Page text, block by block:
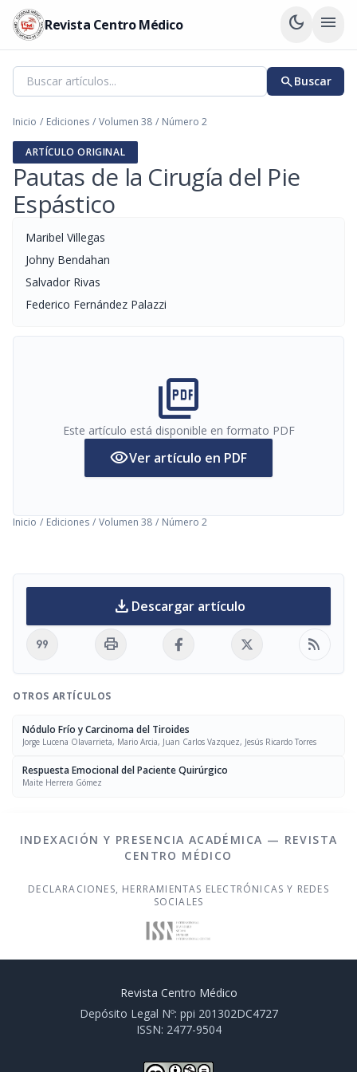
Revista Centro Médico dark_mode menu
searchBuscar
Inicio / Ediciones / Volumen 38 / Número 2
ARTÍCULO ORIGINAL
Pautas de la Cirugía del Pie
Espástico
Maribel Villegas
Johny Bendahan
Salvador Rivas
Federico Fernández Palazzi
picture_as_pdf
Este artículo está disponible en formato PDF
visibilityVer artículo en PDF
Inicio / Ediciones / Volumen 38 / Número 2
download Descargar artículo
format_quote print rss_feed
OTROS ARTÍCULOS
Nódulo Frío y Carcinoma del Tiroides
Jorge Lucena Olavarrieta, Mario Arcia, Juan Carlos Vazquez, Jesús Ricardo Torres
Respuesta Emocional del Paciente Quirúrgico
Maite Herrera Gómez
INDEXACIÓN Y PRESENCIA ACADÉMICA — REVISTA
CENTRO MÉDICO
DECLARACIONES, HERRAMIENTAS ELECTRÓNICAS Y REDES
SOCIALES
Revista Centro Médico
Depósito Legal Nº: ppi 201302DC4727
ISSN: 2477-9504